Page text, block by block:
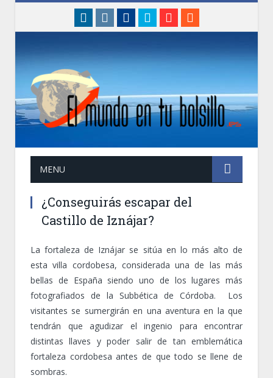
linkedininstagram
Facebook
TwitterGoogle+
MENU
¿Conseguirás escapar del
Castillo de Iznájar?
La fortaleza de Iznájar se sitúa en lo más alto de
esta villa cordobesa, considerada una de las más
bellas de España siendo uno de los lugares más
fotografiados de la Subbética de Córdoba. Los
visitantes se sumergirán en una aventura en la que
tendrán que agudizar el ingenio para encontrar
distintas llaves y poder salir de tan emblemática
fortaleza cordobesa antes de que todo se llene de
sombras.